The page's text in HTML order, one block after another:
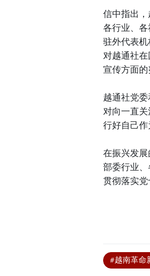
信中指出，
各行业、
驻外代表
对越通社
宣传方面的
越通社党
对向一直
行好自己作
在振兴发
部委行业
贯彻落实党
#越南革命